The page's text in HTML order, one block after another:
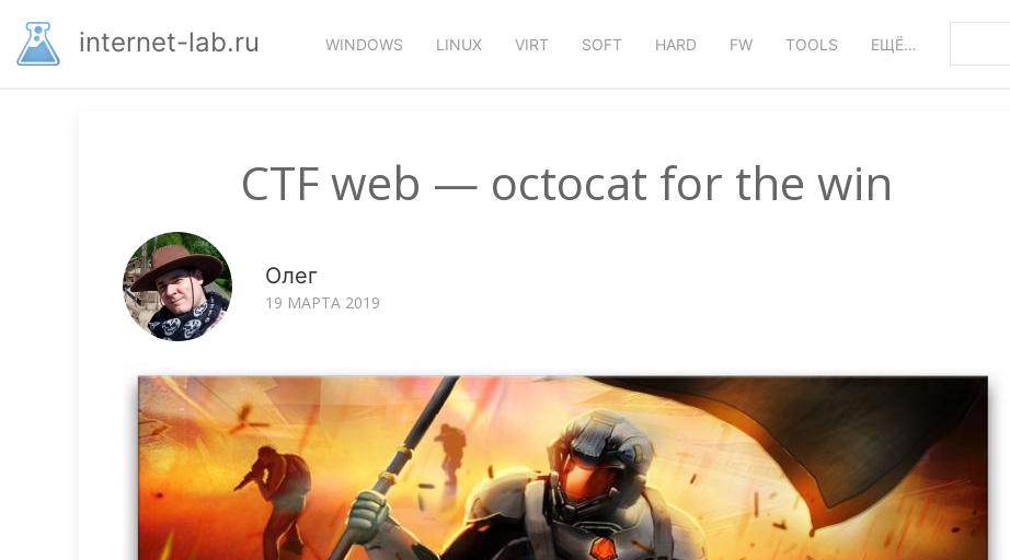
основномуinternet-lab.ru WINDOWS LINUX VIRT SOFT HARD FW TOOLS ЕЩЁ…
CTF web — octocat for the win
Олег
19 МАРТА 2019